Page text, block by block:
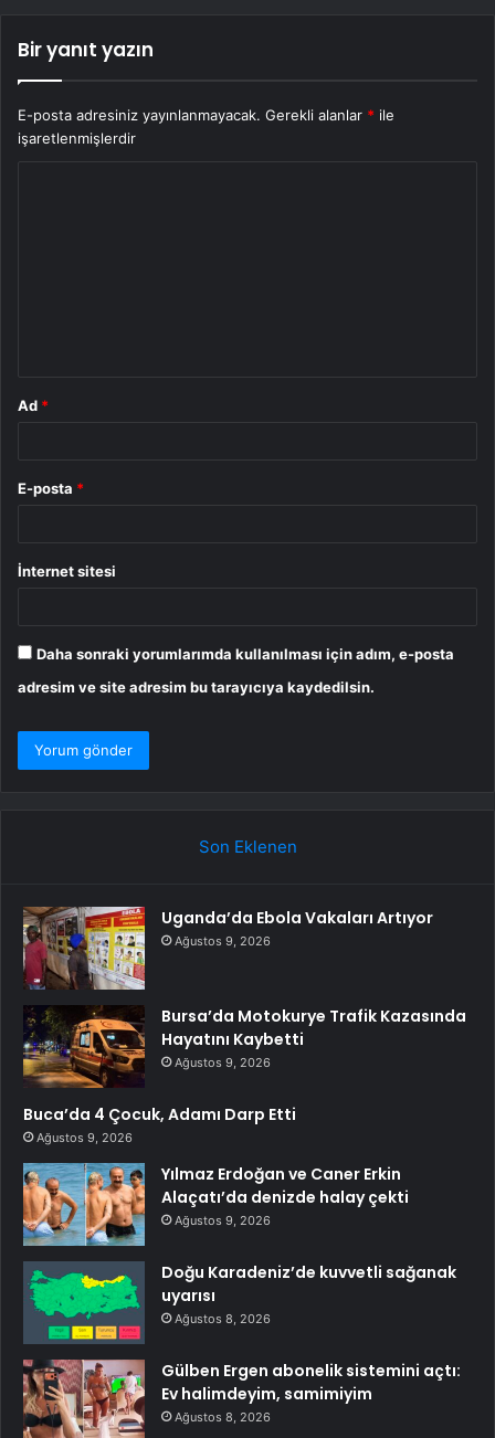
Bir yanıt yazın
E-posta adresiniz yayınlanmayacak. Gerekli alanlar * ile
işaretlenmişlerdir
Ad *
E-posta *
İnternet sitesi
Daha sonraki yorumlarımda kullanılması için adım, e-posta
adresim ve site adresim bu tarayıcıya kaydedilsin.
Son Eklenen
Uganda’da Ebola Vakaları Artıyor
Ağustos 9, 2026
Bursa’da Motokurye Trafik Kazasında
Hayatını Kaybetti
Ağustos 9, 2026
Buca’da 4 Çocuk, Adamı Darp Etti
Ağustos 9, 2026
Yılmaz Erdoğan ve Caner Erkin
Alaçatı’da denizde halay çekti
Ağustos 9, 2026
Doğu Karadeniz’de kuvvetli sağanak
uyarısı
Ağustos 8, 2026
Gülben Ergen abonelik sistemini açtı:
Ev halimdeyim, samimiyim
Ağustos 8, 2026